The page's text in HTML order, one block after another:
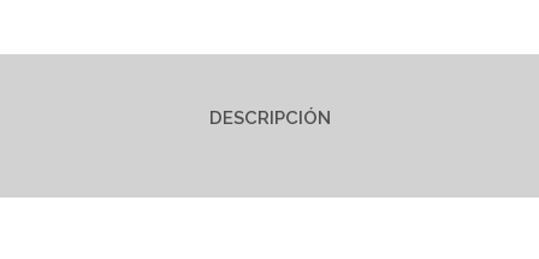
DESCRIPCIÓN